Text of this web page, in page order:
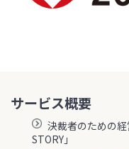
サービス概要
決裁者のための
STORY」